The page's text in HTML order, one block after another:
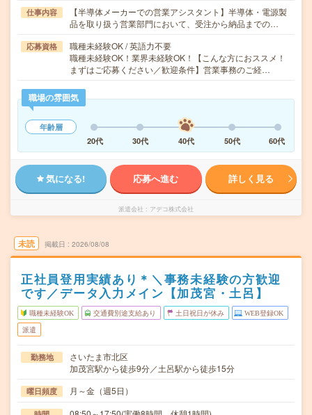
仕事内容
【半導体メーカーでの営業アシスタント】半導体・電源製
品を取り扱う営業部門において、受注から納品までの…
応募資格
職種未経験OK / 英語力不要
職種未経験OK！業界未経験OK！【こんな方におススメ！
まずはご応募ください／歓迎条件】営業事務のご経…
職場の雰囲気
年齢層
20代
30代 40代 50代 60代
気になる! 応募へ進む 詳しく見る
派遣会社 アデコ株式会社
未読 掲載日 2026/08/08
正社員登用実績あり＊＼事務未経験の方歓迎
です／データ入力メイン【加茂宮・土呂】
職種未経験OK 交通費別途支給あり 土日祝日が休み WEB登録OK
派遣
勤務地
さいたま市北区
加茂宮駅から徒歩9分／土呂駅から徒歩15分
曜日頻度 月～金（週5日）